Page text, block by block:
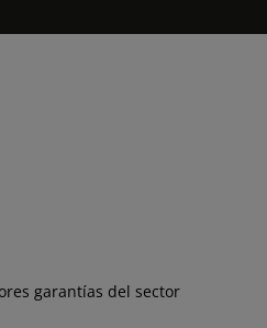
garantías del sector